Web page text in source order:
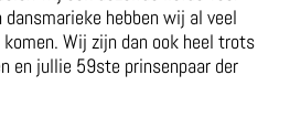
hebben wij al veel
Wij zijn dan ook heel trots
en jullie 59ste prinsenpaar der